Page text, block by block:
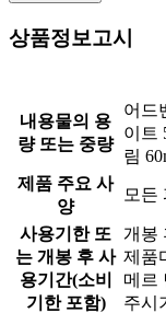
상품정보고시
내용물의 용
량 또는 중량
어드
이트
림
제품 주요 사
양
모든
사용기한 또
는 개봉 후 사
용기간(소비
기한 포함)
개봉
제품
메르
주시